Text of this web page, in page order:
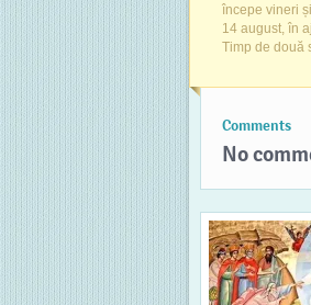
începe vineri
14 august, în
Timp de două
Comments
No